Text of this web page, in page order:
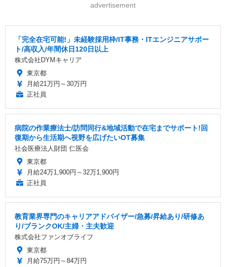
advertisement
「完全在宅可能!」未経験採用枠/IT事務・ITエンジニアサポー
ト/高収入/年間休日120日以上
株式会社DYMキャリア
東京都
月給21万円～30万円
正社員
病院の作業療法士/訪問同行&地域活動で在宅までサポート!回
復期から生活期へ視野を広げたいOT募集
社会医療法人財団 仁医会
東京都
月給24万1,900円～32万1,900円
正社員
教育業界専門のキャリアアドバイザー/急募/昇給あり/研修あ
り/ブランクOK/主婦・主夫歓迎
株式会社ファンオブライフ
東京都
月給75万円～84万円